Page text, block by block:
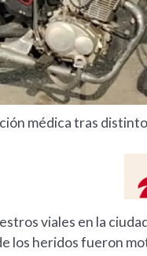
médica tras
viales en la
los heridos fueron